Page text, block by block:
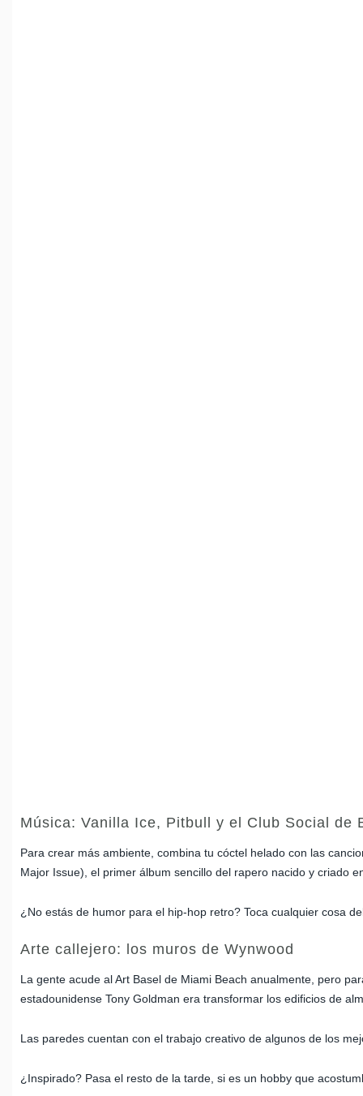
Música: Vanilla Ice, Pitbull y el Club Social de
Para crear más ambiente, combina tu cóctel helado con las
Major Issue), el primer álbum sencillo del rapero nacido y criado
¿No estás de humor para el hip-hop retro? Toca cualquier cosa
Arte callejero: los muros de Wynwood
La gente acude al Art Basel de Miami Beach anualmente, pero
estadounidense Tony Goldman era transformar los edificios de
Las paredes cuentan con el trabajo creativo de algunos de los
¿Inspirado? Pasa el resto de la tarde, si es un hobby que